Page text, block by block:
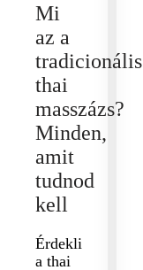
Mi
az a
tradicionális
thai
masszázs?
Minden,
amit
tudnod
kell
Érdekli
a thai